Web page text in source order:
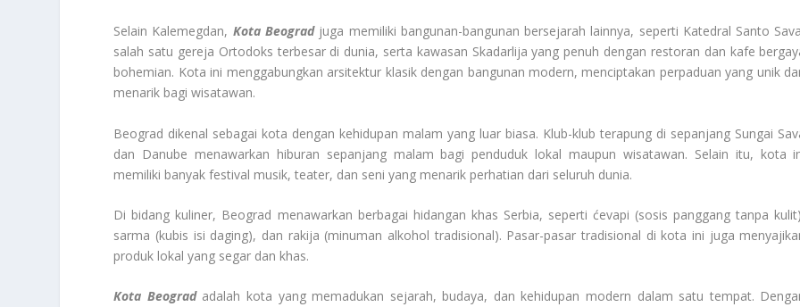
Selain Kalemegdan, Kota Beogradjuga memiliki bangunan-bangunan bersejarah lainnya, seperti Katedral Santo
salah satu gereja Ortodoks terbesar di dunia, serta kawasan Skadarlija yang penuh dengan restoran dan kafe
bohemian. Kota ini menggabungkan arsitektur klasik dengan bangunan modern, menciptakan perpaduan yang unik
menarik bagi wisatawan.
Beograd dikenal sebagai kota dengan kehidupan malam yang luar biasa. Klub-klub terapung di sepanjang Sungai
dan Danube menawarkan hiburan sepanjang malam bagi penduduk lokal maupun wisatawan. Selain itu, kota
memiliki banyak festival musik, teater, dan seni yang menarik perhatian dari seluruh dunia.
Di bidang kuliner, Beograd menawarkan berbagai hidangan khas Serbia, seperti ćevapi (sosis panggang tanpa
sarma (kubis isi daging), dan rakija (minuman alkohol tradisional). Pasar-pasar tradisional di kota ini juga
produk lokal yang segar dan khas.
Kota Beogradadalah kota yang memadukan sejarah, budaya, dan kehidupan modern dalam satu tempat.